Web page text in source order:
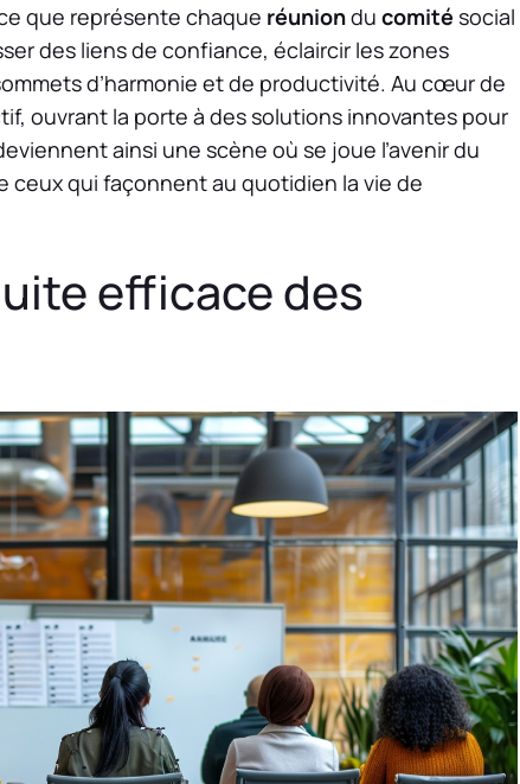
que représente chaque réuniondu comité social
des liens de confiance, éclaircir les zones
d’harmonie et de productivité. Au cœur de
ouvrant la porte à des solutions innovantes pour
ainsi une scène où se joue l’avenir du
ceux qui façonnent au quotidien la vie de
efficace des